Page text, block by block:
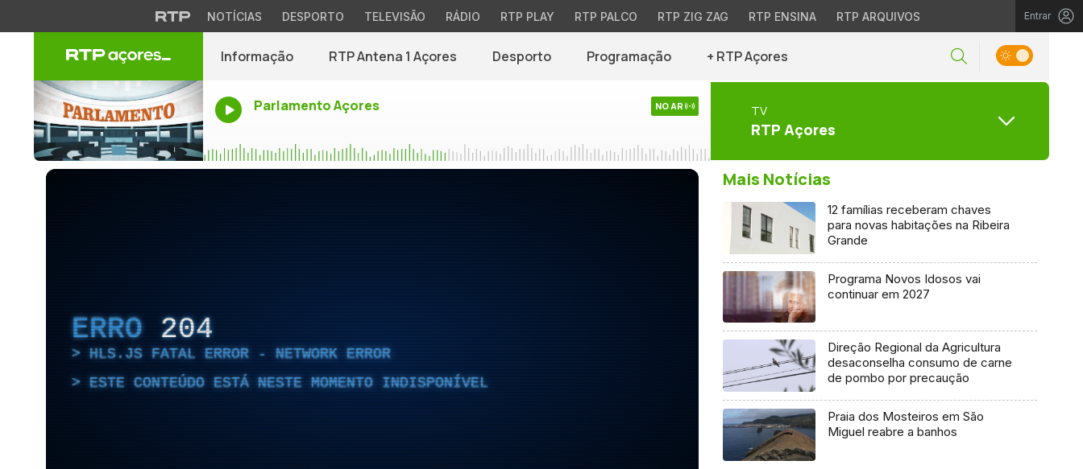
NOTÍCIAS DESPORTO TELEVISÃO RÁDIO RTP PLAY RTP PALCO RTP ZIG ZAG RTP ENSINA RTP ARQUIVOS Entrar
Informação RTP Antena 1 Açores Desporto Programação + RTP Açores
Parlamento Açores NO AR TV
RTP Açores
ERRO 204
HLS.JS FATAL ERROR - NETWORK ERROR
ESTE CONTEÚDO ESTÁ NESTE MOMENTO INDISPONÍVEL
Mais Notícias
12 famílias receberam chaves
para novas habitações na Ribeira
Grande
Programa Novos Idosos vai
continuar em 2027
Direção Regional da Agricultura
desaconselha consumo de carne
de pombo por precaução
Praia dos Mosteiros em São
Miguel reabre a banhos